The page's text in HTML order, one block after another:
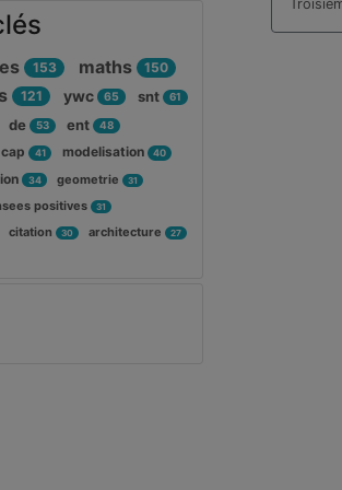
153 maths 150
121 ywc 65 snt 61
de 53 ent 48
cap 41 modelisation 40
34 geometrie 31
positives 31
citation 30 architecture 27